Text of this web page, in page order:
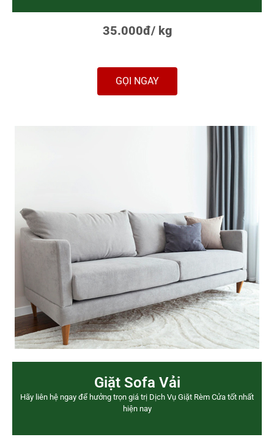
35.000đ/ kg
GỌI NGAY
Giặt Sofa Vải
Hãy liên hệ ngay để hưởng trọn giá trị Dịch Vụ Giặt Rèm Cửa tốt nhất
hiện nay